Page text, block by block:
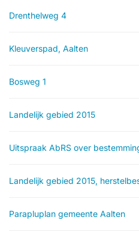
Drenthelweg 4
Kleuverspad, Aalten
Bosweg 1
Landelijk gebied 2015
Uitspraak AbRS over
Landelijk gebied 2015,
Parapluplan gemeente Aalten